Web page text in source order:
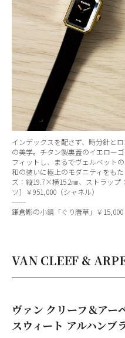
インデックスを配さず、時分針と
の美学。チタン製裏蓋のイエロー
フィットし、まるでヴェルベット
和の装いに極上のモダニティをも
ズ：縦19.7×横15.2㎜、ストラッ
ツ］￥951,000（シャネル）
──
鎌倉彫の小鏡「ぐり唐草」￥15,000
VAN CLEEF &
ヴァン クリーフ＆アー
スウィート アルハンブ